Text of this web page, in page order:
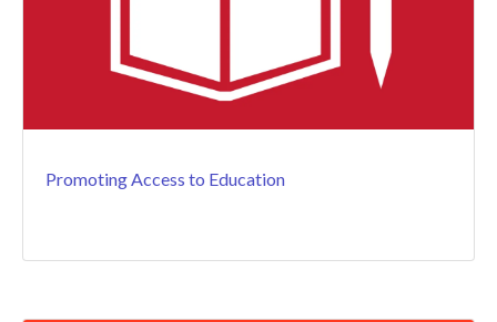
Promoting Access to Education